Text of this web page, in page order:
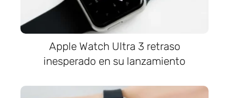
Apple Watch Ultra 3 retraso
inesperado en su lanzamiento